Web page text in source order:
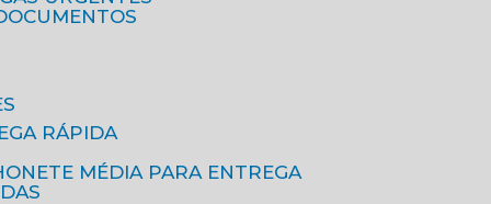
RÁPIDA
MÉDIA PARA ENTREGA